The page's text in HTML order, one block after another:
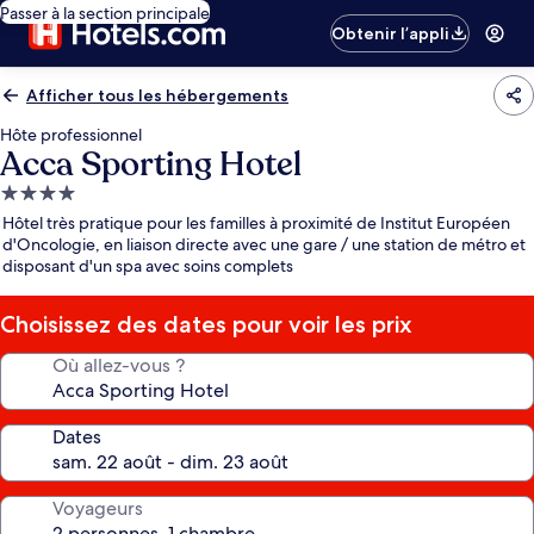
Passer à la section principale
Obtenir l’appli
Afficher tous les hébergements
Hôte professionnel
Acca Sporting Hotel
Hébergement
4.0 étoiles
Hôtel très pratique pour les familles à proximité de Institut Européen
d'Oncologie, en liaison directe avec une gare / une station de métro et
disposant d'un spa avec soins complets
Choisissez des dates pour voir les prix
Où allez-vous ?
Dates
Voyageurs